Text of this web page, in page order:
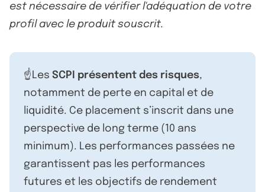
est nécessaire de vérifier l'adéquation de votre
profil avec le produit souscrit.
☝️Les SCPI présentent des risques,
notamment de perte en capital et de
liquidité. Ce placement s’inscrit dans une
perspective de long terme (10 ans
minimum). Les performances passées ne
garantissent pas les performances
futures et les objectifs de rendement